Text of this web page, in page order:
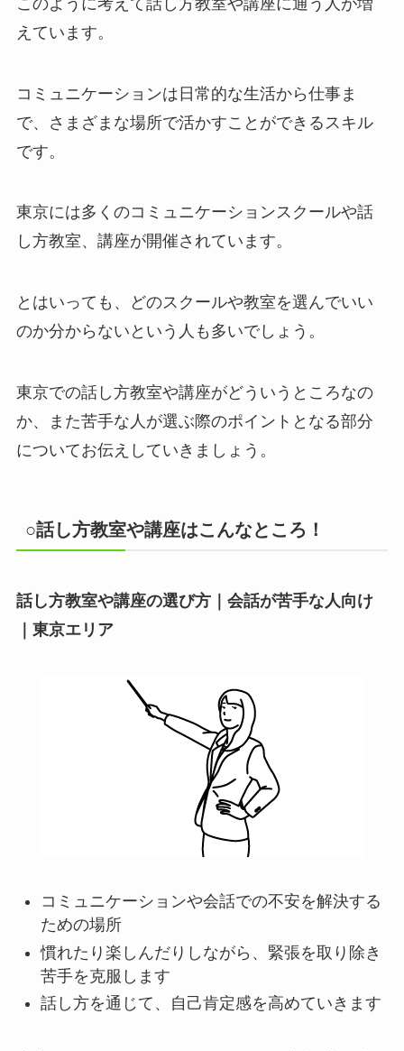
えています。
コミュニケーションは日常的な生活から仕事ま
で、さまざまな場所で活かすことができるスキル
です。
東京には多くのコミュニケーションスクールや話
し方教室、講座が開催されています。
とはいっても、どのスクールや教室を選んでいい
のか分からないという人も多いでしょう。
東京での話し方教室や講座がどういうところなの
か、また苦手な人が選ぶ際のポイントとなる部分
についてお伝えしていきましょう。
○話し方教室や講座はこんなところ！
話し方教室や講座の選び方｜会話が苦手な人向け
｜東京エリア
コミュニケーションや会話での不安を解決する
ための場所
慣れたり楽しんだりしながら、緊張を取り除き
苦手を克服します
話し方を通じて、自己肯定感を高めていきます